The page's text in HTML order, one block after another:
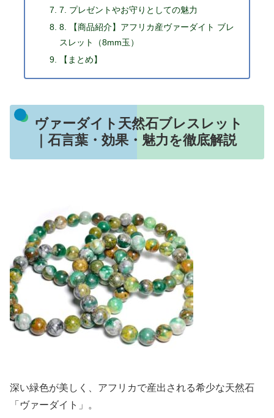
7. プレゼントやお守りとしての魅力
8. 【商品紹介】アフリカ産ヴァーダイト ブレ
スレット（8mm玉）
【まとめ】
ヴァーダイト天然石ブレスレット
｜石言葉・効果・魅力を徹底解説
深い緑色が美しく、アフリカで産出される希少な天然石
「ヴァーダイト」。